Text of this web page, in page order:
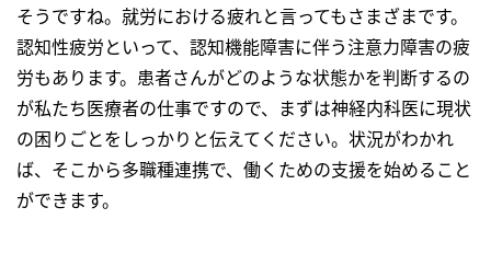
そうですね。就労における疲れと言ってもさまざまです。
認知性疲労といって、認知機能障害に伴う注意力障害の疲
労もあります。患者さんがどのような状態かを判断するの
が私たち医療者の仕事ですので、まずは神経内科医に現状
の困りごとをしっかりと伝えてください。状況がわかれ
ば、そこから多職種連携で、働くための支援を始めること
ができます。